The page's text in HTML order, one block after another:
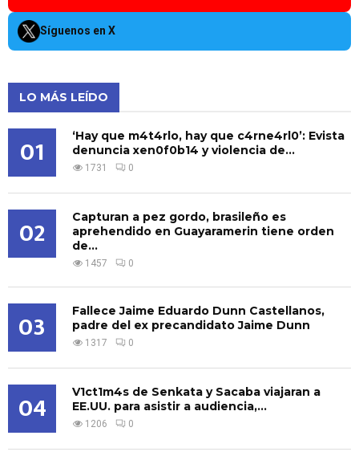
Síguenos en X
LO MÁS LEÍDO
01
‘Hay que m4t4rlo, hay que c4rne4rl0’: Evista
denuncia xen0f0b14 y violencia de...
1731 0
02
Capturan a pez gordo, brasileño es
aprehendido en Guayaramerin tiene orden
de...
1457 0
03
Fallece Jaime Eduardo Dunn Castellanos,
padre del ex precandidato Jaime Dunn
1317 0
04
V1ct1m4s de Senkata y Sacaba viajaran a
EE.UU. para asistir a audiencia,...
1206 0